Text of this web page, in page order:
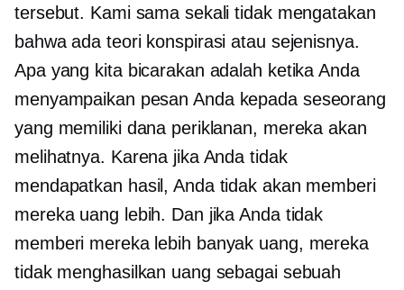
tersebut. Kami sama sekali tidak mengatakan
bahwa ada teori konspirasi atau sejenisnya.
Apa yang kita bicarakan adalah ketika Anda
menyampaikan pesan Anda kepada seseorang
yang memiliki dana periklanan, mereka akan
melihatnya. Karena jika Anda tidak
mendapatkan hasil, Anda tidak akan memberi
mereka uang lebih. Dan jika Anda tidak
memberi mereka lebih banyak uang, mereka
tidak menghasilkan uang sebagai sebuah